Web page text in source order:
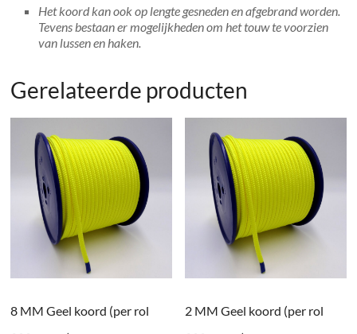
Het koord kan ook op lengte gesneden en afgebrand worden.
Tevens bestaan er mogelijkheden om het touw te voorzien
van lussen en haken.
Gerelateerde producten
8 MM Geel koord (per rol
2 MM Geel koord (per rol